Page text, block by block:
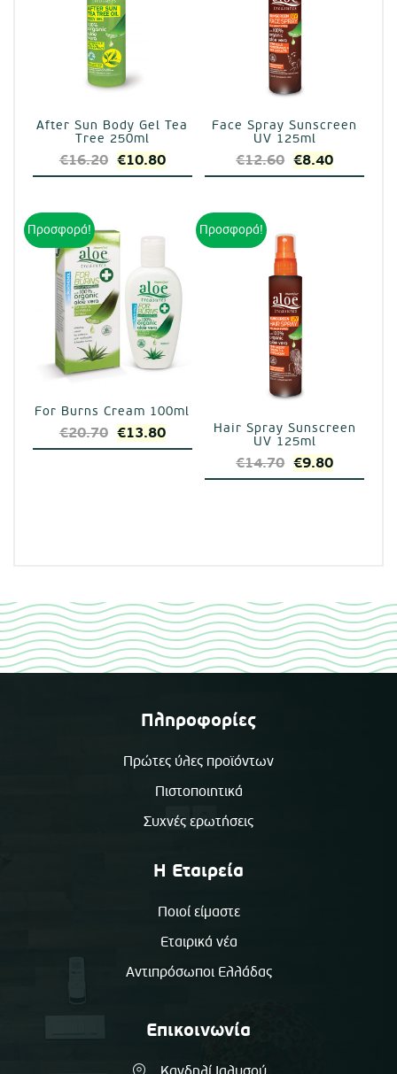
After Sun Body Gel Tea
Tree 250ml
€16.20 Original
price
€10.80Η
τρέχουσα
είναι:
€10.80.
Face Spray Sunscreen
UV 125ml
€12.60 Original
price
€8.40Η
τρέχουσα
Προσφορά!
For Burns Cream 100ml
€20.70 Original
price
€13.80Η
τρέχουσα
Προσφορά!
Hair Spray Sunscreen
UV 125ml
€14.70 Original
price
€9.80Η
τρέχουσα
Πληροφορίες
Πρώτες ύλες προϊόντων
Πιστοποιητικά
Συχνές ερωτήσεις
Η Εταιρεία
Ποιοί είμαστε
Εταιρικά νέα
Αντιπρόσωποι Ελλάδας
Επικοινωνία